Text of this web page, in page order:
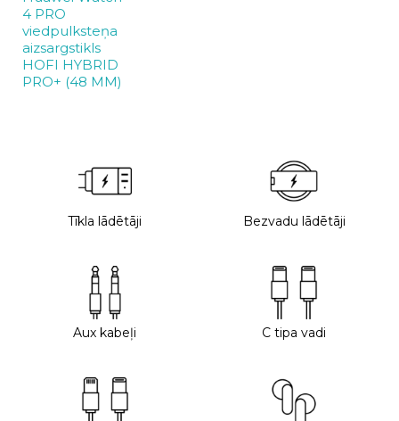
4 PRO
viedpulksteņa
aizsargstikls
HOFI HYBRID
PRO+ (48 MM)
Tīkla lādētāji Bezvadu lādētāji
Aux kabeļi C tipa vadi